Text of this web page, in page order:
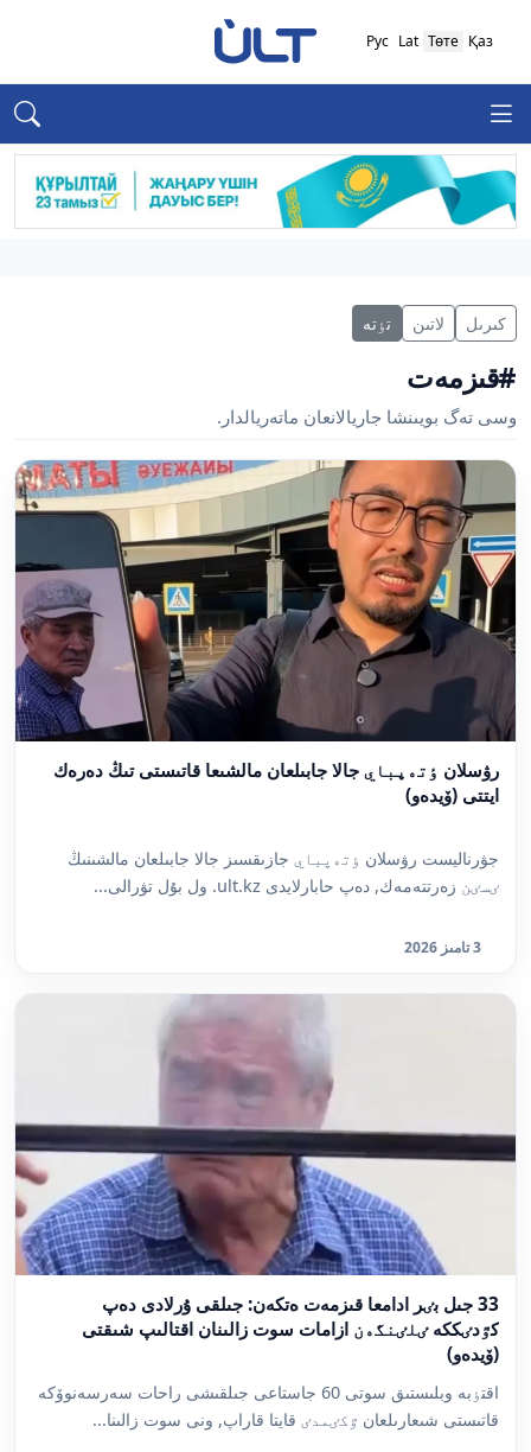
Қаз
Төте
Lat
Рус
كىرىل لاتىن تٶتە
#قىزمەت
وسى تەگ بويىنشا جاريالانعان ماتەريالدار.
رۋسلان ٶتەپباي جالا جابىلعان مالشىعا قاتىستى تىڭ دەرەك
ايتتى (ۆيدەو)
جۋرناليست رۋسلان ٶتەپباي جازىقسىز جالا جابىلعان مالشىنىڭ
ٸسٸن زەرتتەمەك, دەپ حابارلايدى ult.kz. ول بۇل تۋرالى...
3 تامىز 2026
33 جىل بٸر ادامعا قىزمەت ەتكەن: جىلقى ۇرلادى دەپ
كٷدٸككە ٸلٸنگەن ازامات سوت زالىنان اقتالىپ شىقتى
(ۆيدەو)
اقتٶبە وبلىستىق سوتى 60 جاستاعى جىلقىشى راحات سەرسەنوۆكە
قاتىستى شىعارىلعان ٷكٸمدٸ قايتا قاراپ, ونى سوت زالىنا...